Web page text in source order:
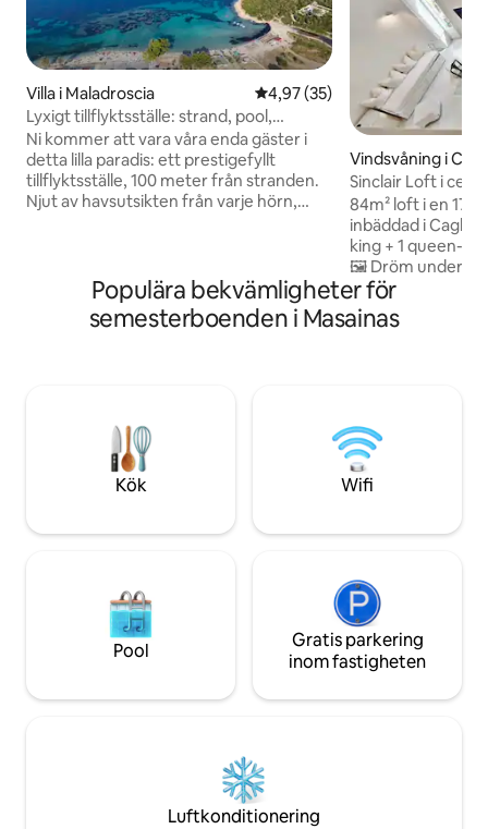
Villa i Maladroscia 4,97 av 5 i genomsnittligt
4,97 (35)
Lyxigt tillflyktsställe: strand, pool,
bubbelpool och mycket mer
Ni kommer att vara våra enda gäster i
detta lilla paradis: ett prestigefyllt
tillflyktsställe, 100 meter från stranden.
Njut av havsutsikten från varje hörn,
allt annat. Värden, som respekterar och
värnar om gästernas integritet, bor på
nedervåningen och håller allt rent och
drömsemester.
Vindsvåning i
Sinclair Loft i
fresk
84m² loft i en
inbäddad i
king + 1 queen-
🖼️ Dröm under
1800-talet 🚿 2 raffinerade badrum med
ekologiska toalettartiklar
TV med de bästa
🏖️ 15 minuter till
direktbuss
Populära bekvämligheter för
semesterboenden i Masainas
Kök Wifi
Pool
Gratis parkering
inom fastigheten
Luftkonditionering